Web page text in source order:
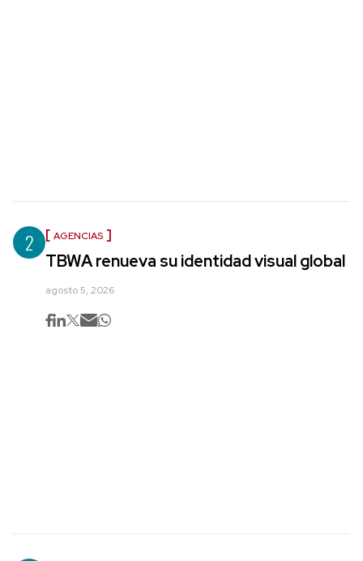
2 AGENCIAS
TBWA renueva su identidad visual global
agosto 5, 2026